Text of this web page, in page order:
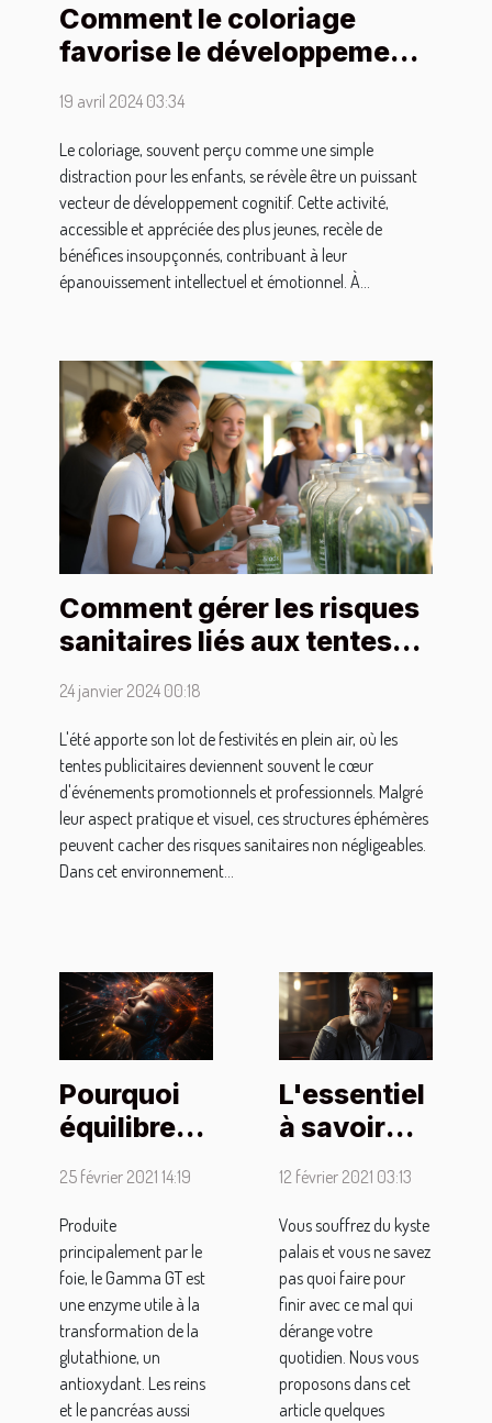
Comment le coloriage
favorise le développement
19 avril 2024 03:34
Le coloriage, souvent perçu comme une simple
distraction pour les enfants, se révèle être un puissant
vecteur de développement cognitif. Cette activité,
accessible et appréciée des plus jeunes, recèle de
bénéfices insoupçonnés, contribuant à leur
épanouissement intellectuel et émotionnel. À...
Comment gérer les risques
sanitaires liés aux tentes
24 janvier 2024 00:18
L'été apporte son lot de festivités en plein air, où les
tentes publicitaires deviennent souvent le cœur
d'événements promotionnels et professionnels. Malgré
leur aspect pratique et visuel, ces structures éphémères
peuvent cacher des risques sanitaires non négligeables.
Dans cet environnement...
Pourquoi
équilibrer
Gamma GT
dans son
organisme
?
25 février 2021 14:19
Produite
principalement par le
foie, le Gamma GT est
une enzyme utile à la
transformation de la
glutathione, un
antioxydant. Les reins
et le pancréas aussi
L'essentiel
à savoir
un kyste
palais
12 février 2021 03:13
Vous souffrez du kyste
palais et vous ne savez
pas quoi faire pour
finir avec ce mal qui
dérange votre
quotidien. Nous vous
proposons dans cet
article quelques